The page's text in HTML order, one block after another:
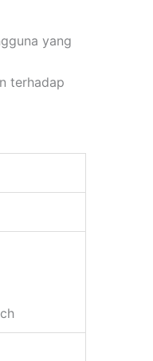
yang
terhadap